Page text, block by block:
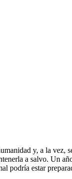
y, a la
a salvo. Un
podría estar